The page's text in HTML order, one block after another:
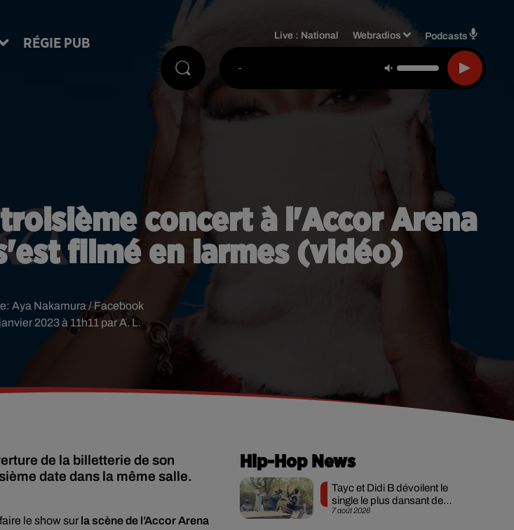
RÉGIE PUB
Live : National Webradios Podcasts
-
concert à l'Accor Arena
filmé en larmes (vidéo)
2023 à 11h11 par A. L.
Aya Nakamura / Facebook
de la billetterie de son
date dans la même salle.
le show sur la scène de l’Accor Arena
Hip-Hop News
7 août 2026
Tayc et Didi B dévoilent le
single le plus dansant de
l’année